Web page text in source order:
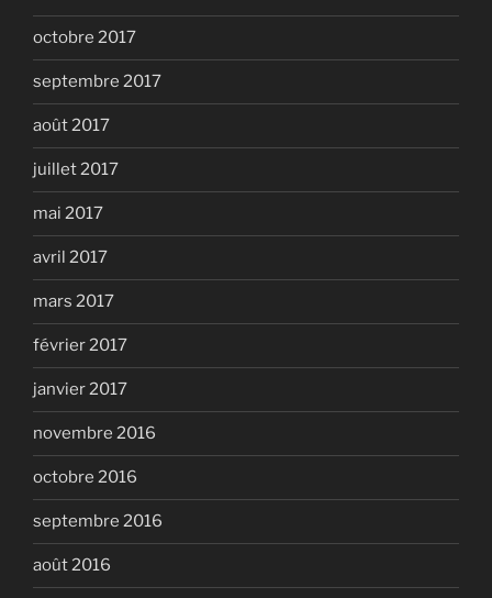
octobre 2017
septembre 2017
août 2017
juillet 2017
mai 2017
avril 2017
mars 2017
février 2017
janvier 2017
novembre 2016
octobre 2016
septembre 2016
août 2016